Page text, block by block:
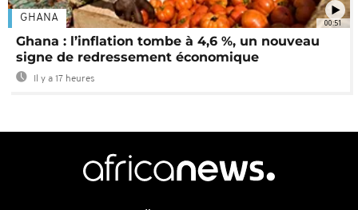
00:51
GHANA
Ghana : l’inflation tombe à 4,6 %, un nouveau
signe de redressement économique
Il y a 17 heures